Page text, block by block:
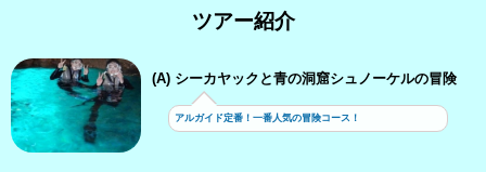
ツアー紹介
(A) シーカヤックと青の洞窟シュノーケルの冒険
アルガイド定番！一番人気の冒険コース！